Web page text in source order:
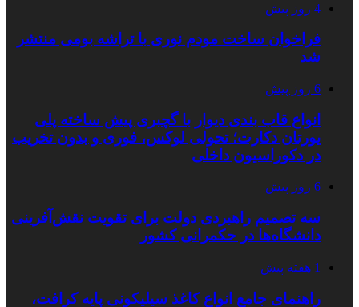
4 روز پیش
فراخوان ساخت مودم نوری با تراشه بومی منتشر
شد
6 روز پیش
انواع قاب بندی دیوار با گچبری پیش ساخته پلی
یورتان دکارت؛ تحولی لوکس، فوری و بدون تخریب
در دکوراسیون داخلی
6 روز پیش
سه تصمیم راهبردی دولت برای تقویت نقش‌آفرینی
دانشگاه‌ها در حکمرانی کشور
1 هفته پیش
راهنمای جامع انواع کاغذ سیلیکونی پایه کرافت،